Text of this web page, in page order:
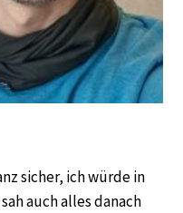
sicher, ich würde in
auch alles danach